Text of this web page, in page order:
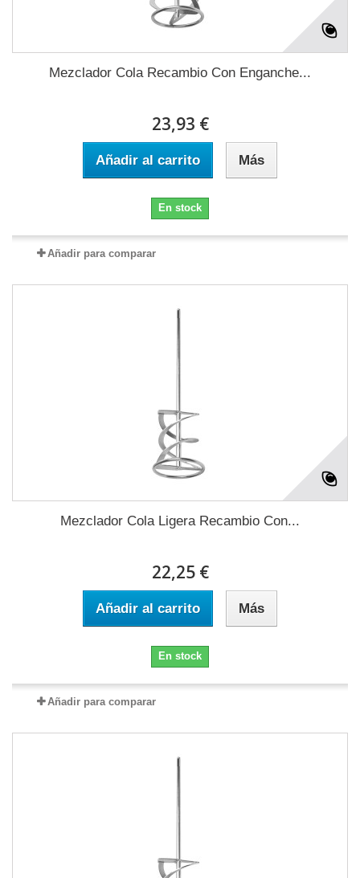
Mezclador Cola Recambio Con Enganche...
23,93 €
Añadir al carrito Más
En stock
Añadir para comparar
Mezclador Cola Ligera Recambio Con...
22,25 €
Añadir al carrito Más
En stock
Añadir para comparar